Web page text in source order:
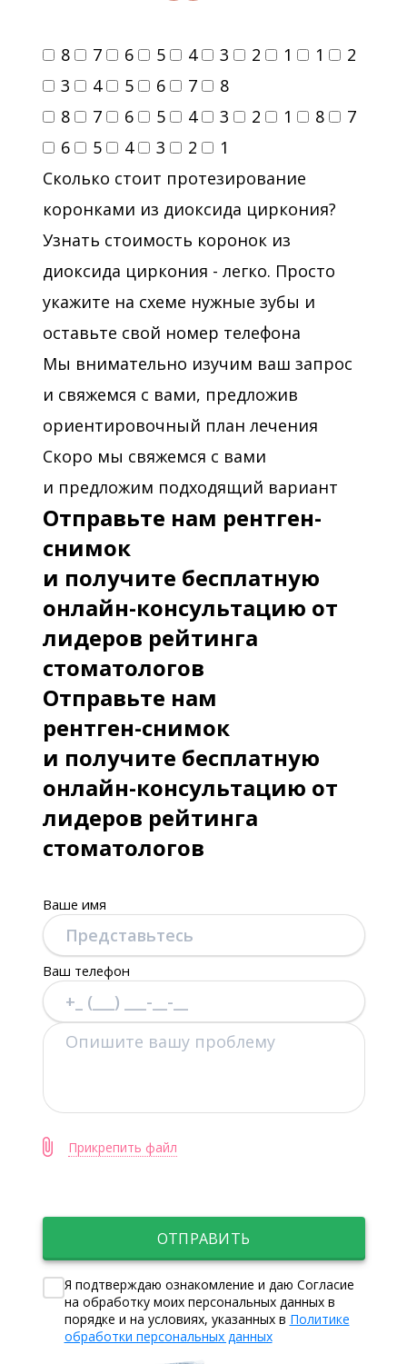
8 7 6 5 4 3 2 1 1
2
3
4 5 6 7
8
8
7 6 5 4 3 2 1 8
7
6
5 4 3 2
1
Сколько стоит протезирование
коронками из диоксида циркония?
Узнать стоимость коронок из
диоксида циркония - легко. Просто
укажите на схеме нужные зубы и
оставьте свой номер телефона
Мы внимательно изучим ваш запрос
и свяжемся с вами, предложив
ориентировочный план лечения
Скоро мы свяжемся с вами
и предложим подходящий вариант
Отправьте нам рентген-
снимок
и получите бесплатную
онлайн-консультацию от
лидеров рейтинга
стоматологов
Отправьте нам
рентген-снимок
и получите бесплатную
онлайн-консультацию от
лидеров рейтинга
стоматологов
Ваше имя
Ваш телефон
Прикрепить файл
ОТПРАВИТЬ
Я подтверждаю ознакомление и даю Согласие
на обработку моих персональных данных в
порядке и на условиях, указанных в Политике
обработки персональных данных